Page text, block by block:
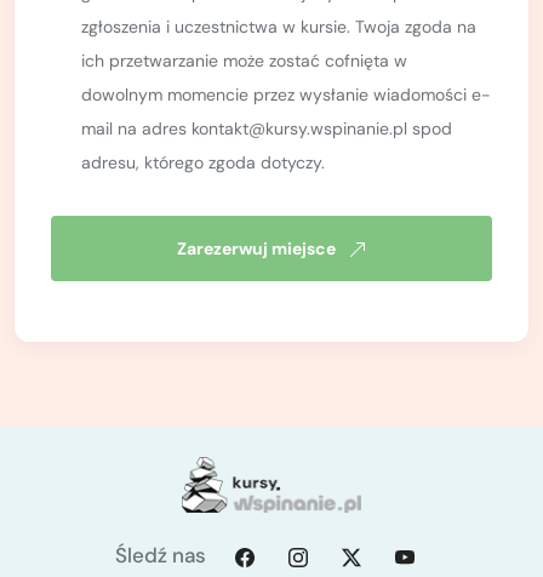
Czego nauczysz się na kursie?
asekurowania na dolnym i górnym stanowisku,
poprawnego wiązania wszystkich niezbędnych
węzłów wspinaczkowych,
rozwiązywania sytuacji awaryjnych:
odblokowywanie przyrządu, asekuracji z
metodę U, prusikowanie (podchodzenie na linie na
zgłoszenia i uczestnictwa w kursie. Twoja zgoda na
ich przetwarzanie może zostać cofnięta w
dowolnym momencie przez wysłanie wiadomości e-
mail na adres kontakt@kursy.wspinanie.pl spod
adresu, którego zgoda dotyczy.
Zarezerwuj miejsce
Śledź nas